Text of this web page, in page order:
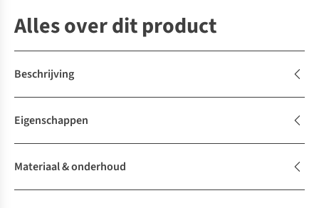
Alles over dit product
Beschrijving
Eigenschappen
Materiaal & onderhoud